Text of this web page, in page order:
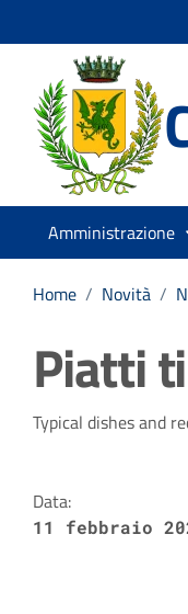
Amministrazione
Home / Novità /
Piatti
Dettagli
Typical dishes and
Data:
11 febbraio